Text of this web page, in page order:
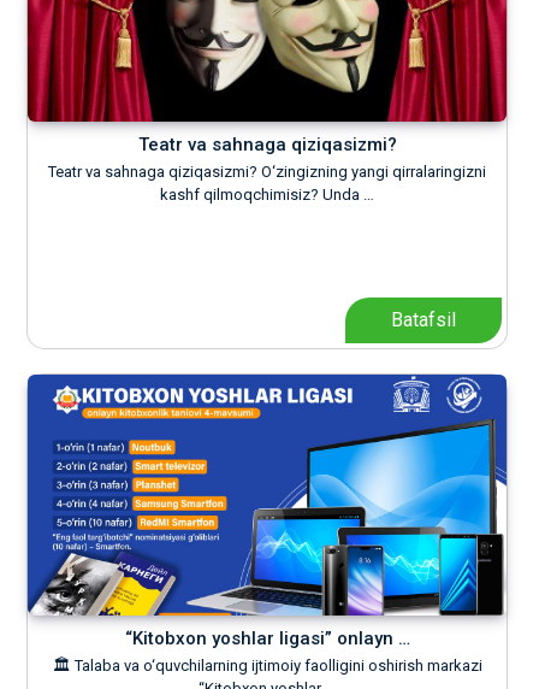
Teatr va sahnaga qiziqasizmi?
Teatr va sahnaga qiziqasizmi? O‘zingizning yangi qirralaringizni
kashf qilmoqchimisiz? Unda …
Batafsil
“Kitobxon yoshlar ligasi” onlayn …
🏛 Talaba va o‘quvchilarning ijtimoiy faolligini oshirish markazi